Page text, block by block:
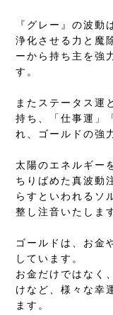
『グレー』の波動
浄化させる力と魔
ーから持ち主を強
す。
またステータス運
持ち、「仕事運」
れ、ゴールドの強
太陽のエネルギー
ちりばめた真波動
らすといわれるソ
整し注音いたしま
ゴールドは、お金
しています。
お金だけではなく
けなど、様々な幸
ます。